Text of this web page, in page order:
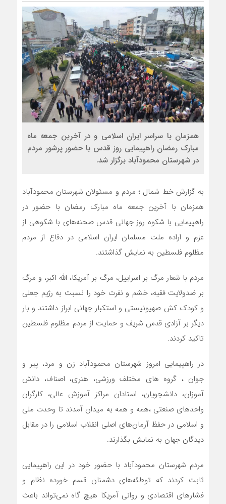
همزمان با سراسر ایران اسلامی و در آخرین جمعه ماه
مبارک رمضان راهپیمایی روز قدس با حضور پرشور مردم
در شهرستان محمودآباد برگزار شد.
به گزارش خط شمال ؛ مردم و مسئولان شهرستان محمودآباد
همزمان با آخرین جمعه ماه مبارک رمضان با حضور در
راهپیمایی با شکوه روز جهانی قدس صحنه‌های با شکوهی از
عزم و اراده ملت مسلمان ایران اسلامی در دفاع از مردم
مظلوم فلسطین به نمایش گذاشتند.
مردم با شعار مرگ بر اسراییل، مرگ بر آمریکا، الله اکبر، و مرگ
بر ضدولایت فقیه، خشم و نفرت خود را نسبت به رژیم جعلی
و کودک کش صهیونیستی و استکبار جهانی ابراز داشتند و بار
دیگر بر آزادی قدس شریف و حمایت از مردم مظلوم فلسطین
تاکید کردند.
در راهپیمایی امروز شهرستان محمودآباد زن و مرد، پیر و
جوان ، گروه های مختلف ورزشی، هنری، اصناف، دانش
آموزان، دانشجویان، استادان مراکز آموزش عالی، کارگران
واحدهای صنعتی ،همه و همه به میدان آمدند تا وحدت ملی
و اسلامی در حفظ آرمان‌های اصلی انقلاب اسلامی را در مقابل
دیدگان جهان به نمایش بگذارند.
مردم شهرستان محمودآباد با حضور خود در این راهپیمایی
ثابت کردند که توطئه‌های دشمنان قسم خورده نظام و
فشارهای اقتصادی و روانی آمریکا هیچ گاه نمی‌تواند باعث